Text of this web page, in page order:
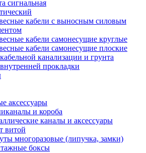
сигнальная
кабели с выносным силовым
кабели самонесущие круглые
кабели самонесущие плоские
канализации и грунта
прокладки
аксессуары
и короба
каналы и аксессуары
витой
многоразовые (липучка, замки)
боксы